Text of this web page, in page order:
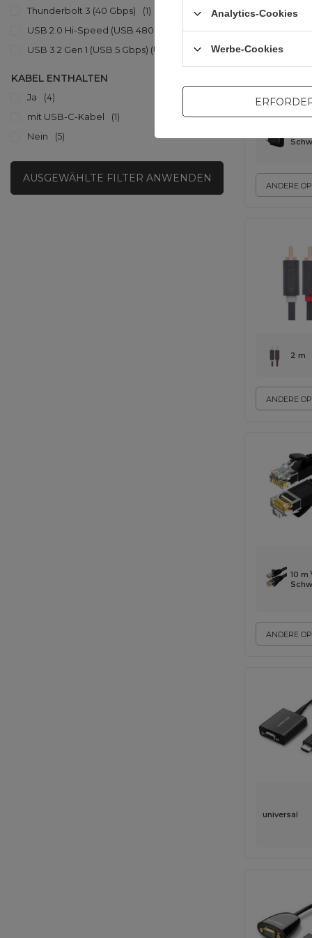
Thunderbolt 3 (40 Gbps) 1
USB 2.0 Hi-Speed (USB 480 Mbps) 3
USB 3.2 Gen 1 (USB 5 Gbps) (USB 3.0, USB 3.1 Gen 1) 3
KABEL ENTHALTEN
Ja 4
mit USB‑C‑Kabel 1
Nein 5
AUSGEWÄHLTE FILTER ANWENDEN
ANDERE
ANDERE
2 m
ANDERE
10 m
universal
Analytics-Cookies
Werbe-Cookies